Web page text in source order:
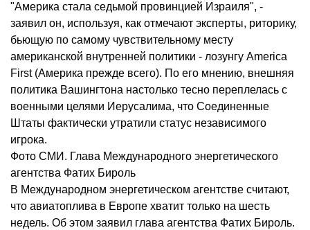
"Америка стала седьмой провинцией Израиля", -
заявил он, используя, как отмечают эксперты, риторику,
бьющую по самому чувствительному месту
американской внутренней политики - лозунгу America
First (Америка прежде всего). По его мнению, внешняя
политика Вашингтона настолько тесно переплелась с
военными целями Иерусалима, что Соединенные
Штаты фактически утратили статус независимого
игрока.
Фото СМИ. ​Глава Международного энергетического
агентства Фатих Бироль
​В Международном энергетическом агентстве считают,
что авиатоплива в Европе хватит только на шесть
недель. Об этом заявил глава агентства Фатих Бироль.